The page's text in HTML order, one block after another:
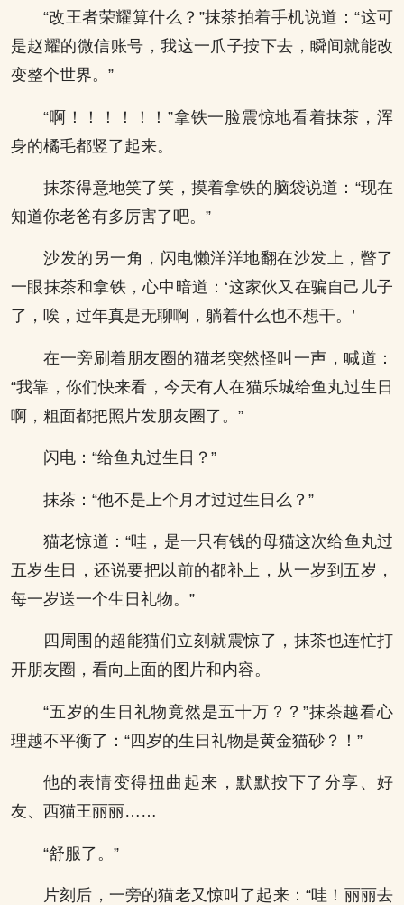
“改王者荣耀算什么？”抹茶拍着手机说道：“这可
是赵耀的微信账号，我这一爪子按下去，瞬间就能改
变整个世界。”
“啊！！！！！！”拿铁一脸震惊地看着抹茶，浑
身的橘毛都竖了起来。
抹茶得意地笑了笑，摸着拿铁的脑袋说道：“现在
知道你老爸有多厉害了吧。”
沙发的另一角，闪电懒洋洋地翻在沙发上，瞥了
一眼抹茶和拿铁，心中暗道：‘这家伙又在骗自己儿子
了，唉，过年真是无聊啊，躺着什么也不想干。’
在一旁刷着朋友圈的猫老突然怪叫一声，喊道：
“我靠，你们快来看，今天有人在猫乐城给鱼丸过生日
啊，粗面都把照片发朋友圈了。”
闪电：“给鱼丸过生日？”
抹茶：“他不是上个月才过过生日么？”
猫老惊道：“哇，是一只有钱的母猫这次给鱼丸过
五岁生日，还说要把以前的都补上，从一岁到五岁，
每一岁送一个生日礼物。”
四周围的超能猫们立刻就震惊了，抹茶也连忙打
开朋友圈，看向上面的图片和内容。
“五岁的生日礼物竟然是五十万？？”抹茶越看心
理越不平衡了：“四岁的生日礼物是黄金猫砂？！”
他的表情变得扭曲起来，默默按下了分享、好
友、西猫王丽丽……
“舒服了。”
片刻后，一旁的猫老又惊叫了起来：“哇！丽丽去